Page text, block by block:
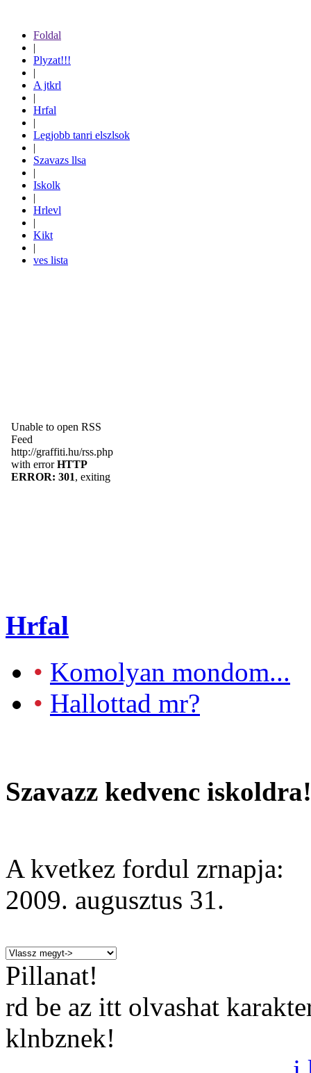
Foldal
|
Plyzat!!!
|
A jtkrl
|
Hrfal
|
Legjobb tanri elszlsok
|
Szavazs llsa
|
Iskolk
|
Hrlevl
|
Kikt
|
ves lista
Hrfal
• Komolyan mondom...
• Hallottad mr?
Szavazz kedvenc iskoldra!
A kvetkez fordul zrnapja:
2009. augusztus 31.
Pillanat!
rd be az itt olvashat
klnbznek!